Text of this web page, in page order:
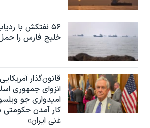
۵۶ نفتکش با
خلیج فارس را
قانون‌گذار
انزوای جمهوری
امیدواری جو
کار آمدن حکومتی
غنی ایران»